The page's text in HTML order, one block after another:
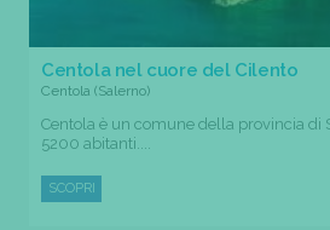
Centola nel cuore del Cilento
Centola (Salerno)
Centola è un comune della provincia di
5200 abitanti....
SCOPRI